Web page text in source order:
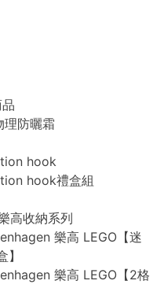
防曬霜
hook
hook禮盒組
高收納系列
樂高 LEGO【迷
樂高 LEGO【2格